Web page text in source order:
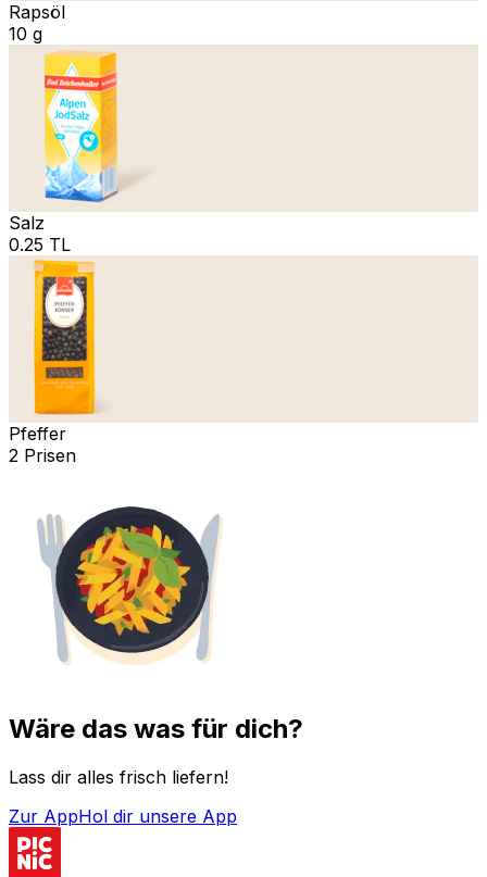
Rapsöl
10 g
Salz
0.25 TL
Pfeffer
2 Prisen
Wäre das was für dich?
Lass dir alles frisch liefern!
Zur AppHol dir unsere App